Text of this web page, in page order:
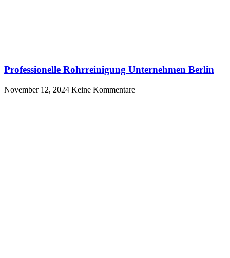
Professionelle Rohrreinigung Unternehmen Berlin
November 12, 2024 Keine Kommentare